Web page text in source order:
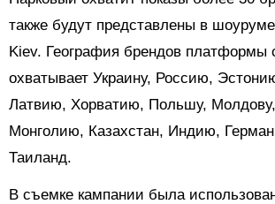
также будут представлены в
Kiev. География брендов платформы
охватывает Украину, Россию,
Латвию, Хорватию, Польшу,
Монголию, Казахстан, Индию,
Таиланд.
В съемке кампании была